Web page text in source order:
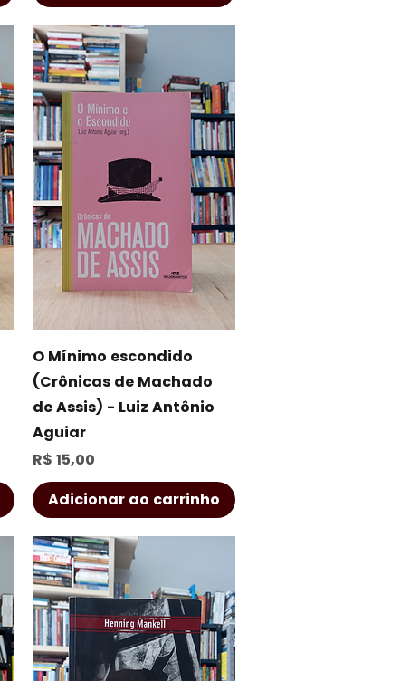
Visualização rápida
O Mínimo escondido
(Crônicas de Machado
de Assis) - Luiz Antônio
Aguiar
Preço
R$ 15,00
Adicionar ao carrinho